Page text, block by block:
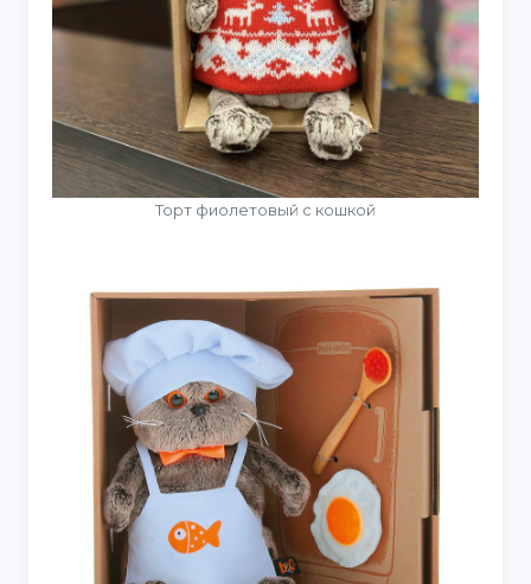
Торт фиолетовый с кошкой